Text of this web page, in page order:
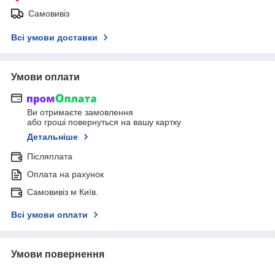
Самовивіз
Всі умови доставки
Умови оплати
Ви отримаєте замовлення
або гроші повернуться на вашу картку
Детальніше
Післяплата
Оплата на рахунок
Самовивіз м Київ.
Всі умови оплати
Умови повернення